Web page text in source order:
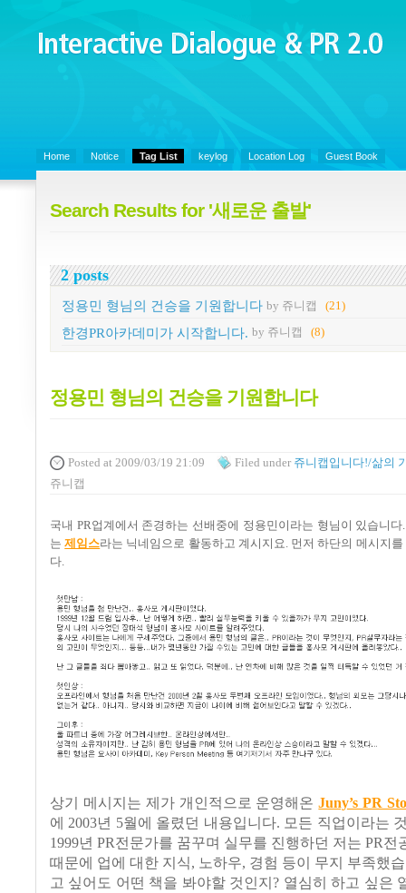
Interactive Dialogue &
PR 2.0
Home Notice Tag List keylog Location Log Guest Book
Search Results for '새로운 출발'
2 posts
정용민 형님의 건승을 기원합니다 by 쥬니캡 (21)
한경PR아카데미가 시작합니다. by 쥬니캡 (8)
정용민 형님의 건승을 기원합니다
Posted at 2009/03/19 21:09 Filed under 쥬니캡입니다!/삶의
쥬니캡
국내 PR업계에서 존경하는 선배중에 정용민이라는 형님이 있습니다
는제임스라는 닉네임으로 활동하고 계시지요 먼저 하단의 메시지
다
상기 메시지는 제가 개인적으로 운영해온Juny’s PR
에 2003년 5월에 올렸던 내용입니다. 모든 직업이라는
1999년 PR전문가를 꿈꾸며 실무를 진행하던 저는 PR전
때문에 업에 대한 지식, 노하우, 경험 등이 무지 부족했
고 싶어도 어떤 책을 봐야할 것인지? 열심히 하고 싶은